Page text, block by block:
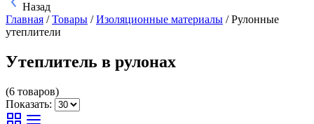
Назад
Главная /Товары /Изоляционные материалы /Рулонные
утеплители
Утеплитель в рулонах
(6 товаров)
Показать: